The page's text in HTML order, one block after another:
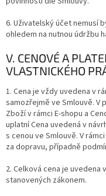
6. Uživatelský účet nemusí
ohledem na nutnou údržbu
V. CENOVÉ A
VLASTNICKÉHO
1. Cena je vždy uvedena v
samozřejmě ve Smlouvě. V
Zboží v rámci E-shopu a
uplatní Cena uvedená v
s cenou ve Smlouvě. V
za dopravu, případně
2. Celková cena je
stanovených zákonem.